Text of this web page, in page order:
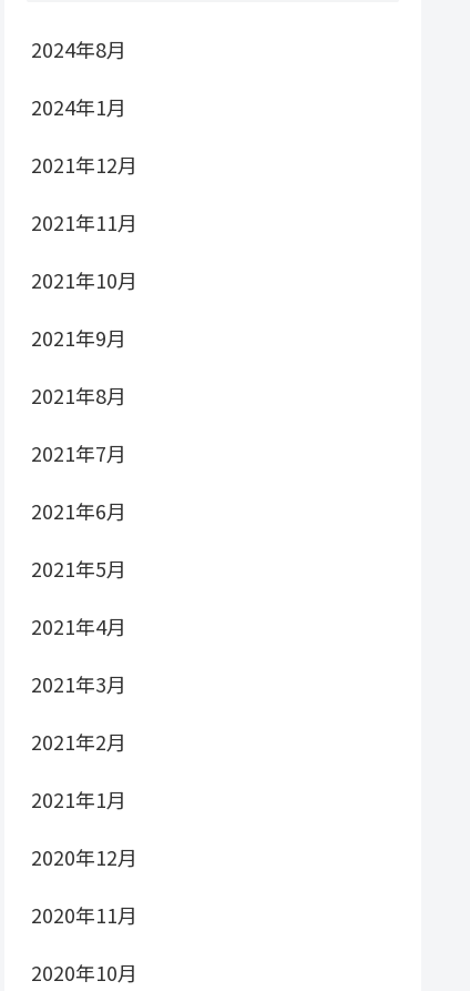
2024年8月
2024年1月
2021年12月
2021年11月
2021年10月
2021年9月
2021年8月
2021年7月
2021年6月
2021年5月
2021年4月
2021年3月
2021年2月
2021年1月
2020年12月
2020年11月
2020年10月